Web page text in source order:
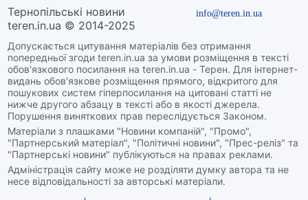
Тернопільські новини
teren.in.ua © 2014-2025
Допускається цитування матеріалів без отримання
попередньої згоди teren.in.ua за умови розміщення в тексті
обов'язкового посилання на teren.in.ua - Терен. Для інтернет-
видань обов'язкове розміщення прямого, відкритого для
пошукових систем гіперпосилання на цитовані статті не
нижче другого абзацу в тексті або в якості джерела.
Порушення виняткових прав переслідується Законом.
Матеріали з плашками "Новини компаній", "Промо",
"Партнерський матеріал", "Політичні новини", "Прес-реліз" та
"Партнерські новини" публікуються на правах реклами.
Адміністрація сайту може не розділяти думку автора та не
несе відповідальності за авторські матеріали.
info@teren.in.ua